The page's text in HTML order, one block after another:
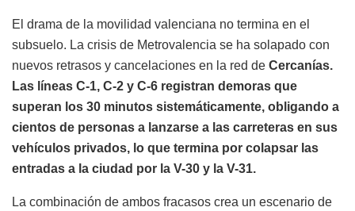
El drama de la movilidad valenciana no termina en el
subsuelo. La crisis de Metrovalencia se ha solapado con
nuevos retrasos y cancelaciones en la red de Cercanías.
Las líneas C-1, C-2 y C-6 registran demoras que
superan los 30 minutos sistemáticamente, obligando a
cientos de personas a lanzarse a las carreteras en sus
vehículos privados, lo que termina por colapsar las
entradas a la ciudad por la V-30 y la V-31.
La combinación de ambos fracasos crea un escenario de